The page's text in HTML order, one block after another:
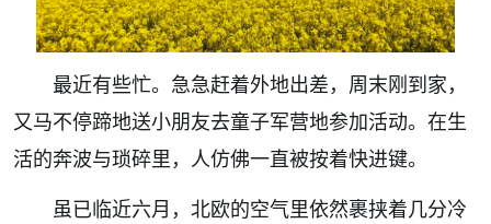
最近有些忙。急急赶着外地出差，周末刚到家，
又马不停蹄地送小朋友去童子军营地参加活动。在生
活的奔波与琐碎里，人仿佛一直被按着快进键。
虽已临近六月，北欧的空气里依然裹挟着几分冷